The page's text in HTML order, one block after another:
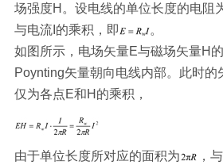
场强度H。设电线的单位长度的电阻
与电流I的乘积，即
。
如图所示，电场矢量E与磁场矢量H
Poynting矢量朝向电线内部。此时的
仅为各点E和H的乘积，
由于单位长度所对应的面积为
，